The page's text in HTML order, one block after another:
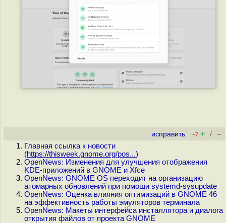
исправить –7 + / –
Главная ссылка к новости
(https://thisweek.gnome.org/pos...)
OpenNews: Изменения для улучшения отображения
KDE-приложений в GNOME и Xfce
OpenNews: GNOME OS переходит на организацию
атомарных обновлений при помощи systemd-sysupdate
OpenNews: Оценка влияния оптимизаций в GNOME 46
на эффективность работы эмуляторов терминала
OpenNews: Макеты интерфейса инсталлятора и диалога
открытия файлов от проекта GNOME